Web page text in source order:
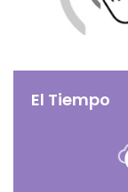
El Tiempo